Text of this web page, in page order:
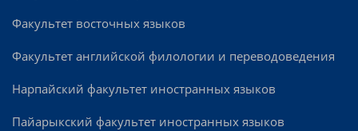
Факультет восточных языков
Факультет английской филологии и переводоведения
Нарпайский факультет иностранных языков
Пайарыкский факультет иностранных языков